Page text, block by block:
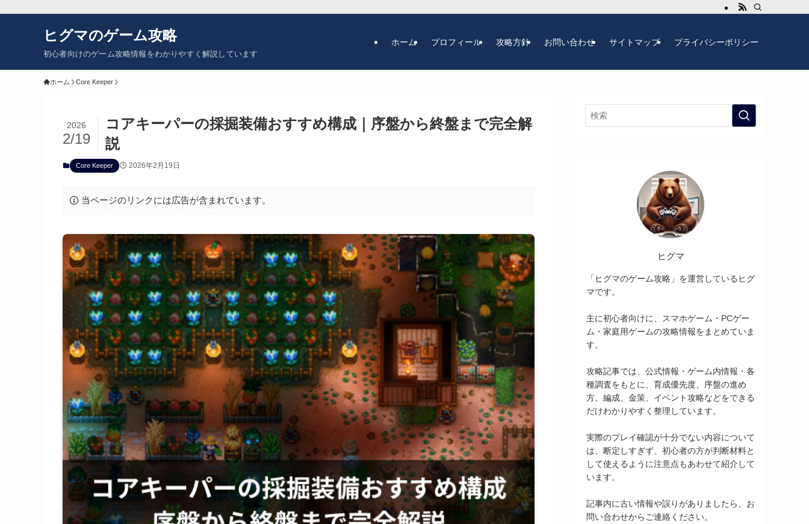
ヒグマのゲーム攻略
初心者向けのゲーム攻略情報をわかりやすく解説しています
ホーム プロフィール 攻略方針 お問い合わせ サイトマップ プライバシーポリシー
ホーム Core Keeper
コアキーパーの採掘装備おすすめ構成｜序盤から終盤まで完全解
説
2026
2/19
Core Keeper 2026年2月19日
当ページのリンクには広告が含まれています。
ヒグマ
「ヒグマのゲーム攻略」を運営しているヒグ
マです。
主に初心者向けに、スマホゲーム・PCゲー
ム・家庭用ゲームの攻略情報をまとめていま
す。
攻略記事では、公式情報・ゲーム内情報・各
種調査をもとに、育成優先度、序盤の進め
方、編成、金策、イベント攻略などをできる
だけわかりやすく整理しています。
実際のプレイ確認が十分でない内容について
は、断定しすぎず、初心者の方が判断材料と
して使えるように注意点もあわせて紹介して
います。
記事内に古い情報や誤りがありましたら、お
問い合わせからご連絡ください。